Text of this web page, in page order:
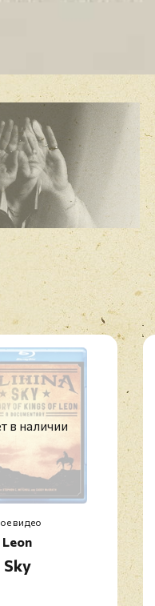
в наличии
видео
Sky